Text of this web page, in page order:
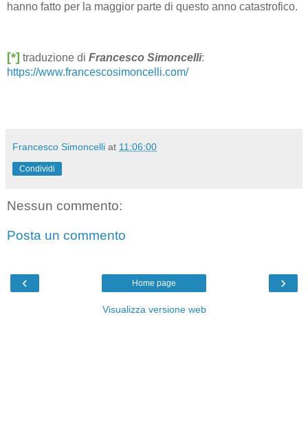
hanno fatto per la maggior parte di questo anno catastrofico.
[*] traduzione di Francesco Simoncelli:
https://www.francescosimoncelli.com/
Francesco Simoncelli at 11:06:00
Condividi
Nessun commento:
Posta un commento
‹ ›
Home page
Visualizza versione web